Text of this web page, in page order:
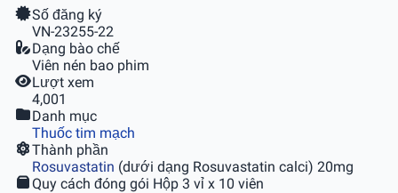
Số đăng ký
VN-23255-22
Dạng bào chế
Viên nén bao phim
Lượt xem
4,001
Danh mục
Thuốc tim mạch
Thành phần
Rosuvastatin (dưới dạng Rosuvastatin calci) 20mg
Quy cách đóng gói Hộp 3 vỉ x 10 viên